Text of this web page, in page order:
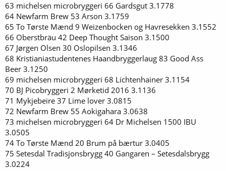
63 michelsen microbryggeri 66 Gardsgut 3.1778
64 Newfarm Brew 53 Arson 3.1759
65 To Tørste Mænd 9 Weizenbocken og Havresekken 3.1552
66 Oberstbräu 42 Deep Thought Saison 3.1500
67 Jørgen Olsen 30 Oslopilsen 3.1346
68 Kristianiastudentenes Haandbryggerlaug 83 Good Ass
Beer 3.1250
69 michelsen microbryggeri 68 Lichtenhainer 3.1154
70 BJ Picobryggeri 2 Mørketid 2016 3.1136
71 Mykjebeire 37 Lime lover 3.0815
72 Newfarm Brew 55 Aokigahara 3.0638
73 michelsen microbryggeri 64 Dr Michelsen 1500 IBU
3.0505
74 To Tørste Mænd 20 Brum på bærtur 3.0405
75 Setesdal Tradisjonsbrygg 40 Gangaren – Setesdalsbrygg
3.0224